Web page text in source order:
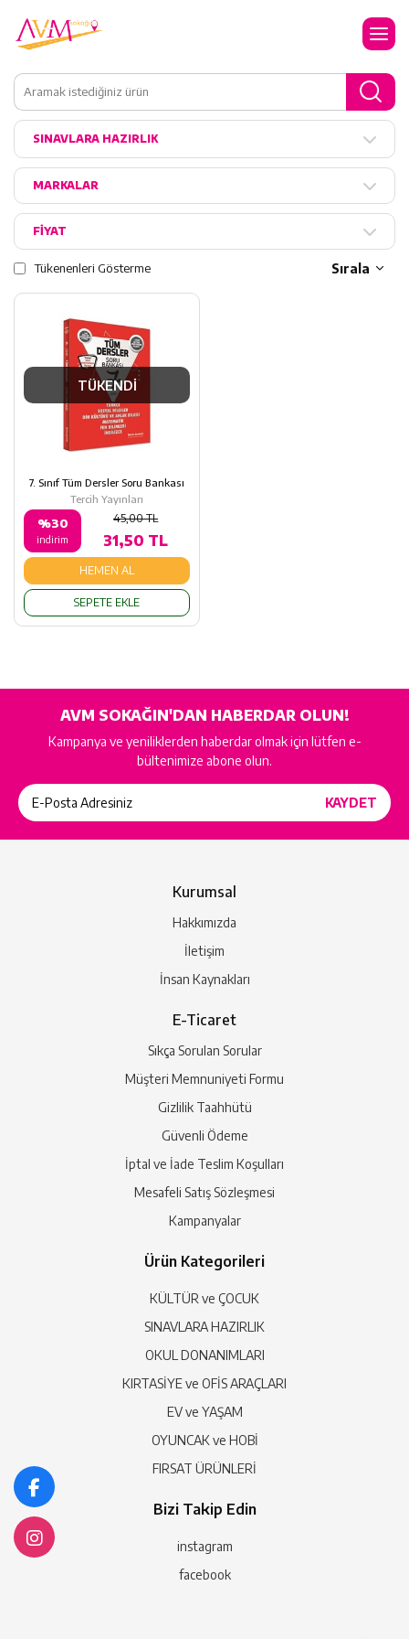
SINAVLARA HAZIRLIK
MARKALAR
FİYAT
Tükenenleri Gösterme Sırala
TÜKENDİ
7. Sınıf Tüm Dersler Soru Bankası
Tercih Yayınları
%30
indirim
45,00 TL
31,50 TL
HEMEN AL
SEPETE EKLE
AVM SOKAĞIN'DAN HABERDAR OLUN!
Kampanya ve yeniliklerden haberdar olmak için lütfen e-
bültenimize abone olun.
Kurumsal
Hakkımızda
İletişim
İnsan Kaynakları
E-Ticaret
Sıkça Sorulan Sorular
Müşteri Memnuniyeti Formu
Gizlilik Taahhütü
Güvenli Ödeme
İptal ve İade Teslim Koşulları
Mesafeli Satış Sözleşmesi
Kampanyalar
Ürün Kategorileri
KÜLTÜR ve ÇOCUK
SINAVLARA HAZIRLIK
OKUL DONANIMLARI
KIRTASİYE ve OFİS ARAÇLARI
EV ve YAŞAM
OYUNCAK ve HOBİ
FIRSAT ÜRÜNLERİ
Bizi Takip Edin
instagram
facebook